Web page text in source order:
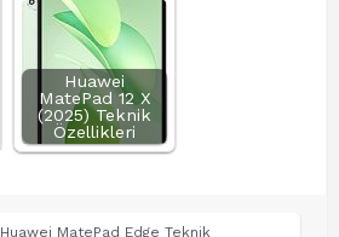
Huawei
MatePad 12 X
(2025) Teknik
Özellikleri
Huawei MatePad Edge Teknik